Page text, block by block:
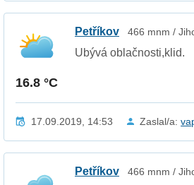
16.8 °C
Petříkov 466 mnm /
Ubývá oblačnosti,klid.
17.09.2019, 14:53 Zaslal/a:
Petříkov 466 mnm /